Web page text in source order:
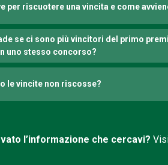
per riscuotere una vincita e come
se ci sono più vincitori del primo
uno stesso concorso?
le vincite non riscosse?
l’informazione che cercavi?